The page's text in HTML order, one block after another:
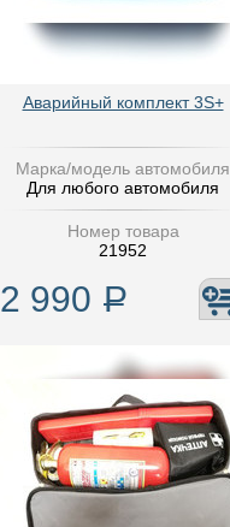
Аварийный комплект 3S+
Марка/модель автомобиля
Для любого автомобиля
Номер товара
21952
2 990 Р